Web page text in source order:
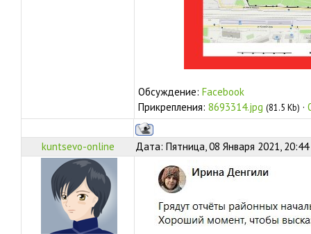
Обсуждение: Facebook
Прикрепления: 8693314.jpg (81.5 Kb) ·
kuntsevo-online Дата: Пятница, 08 Января 2021,